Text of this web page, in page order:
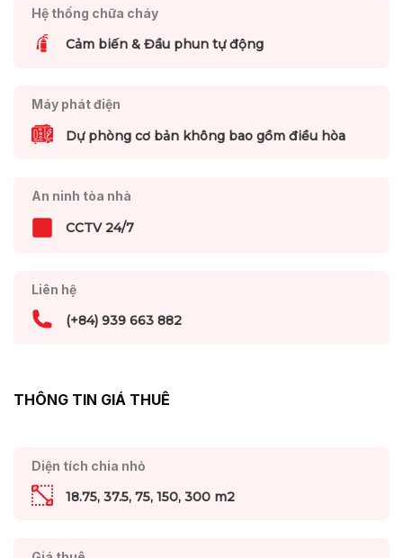
Hệ thống chữa cháy
Cảm biến & Đầu phun tự động
Máy phát điện
Dự phòng cơ bản không bao gồm điều hòa
An ninh tòa nhà
CCTV 24/7
Liên hệ
(+84) 939 663 882
THÔNG TIN GIÁ THUÊ
Diện tích chia nhỏ
18.75, 37.5, 75, 150, 300 m2